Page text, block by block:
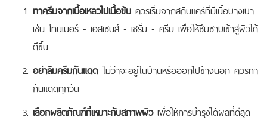
ทาครีมจากเนื้อเหลวไปเนื้อข้น ควรเริ่มจากสกินแคร์ที่มีเนื้อบางเบา
เช่น โทนเนอร์ - เอสเซนส์ - เซรั่ม - ครีม เพื่อให้ซึมซาบเข้าสู่ผิวได้
ดีขึ้น
อย่าลืมครีมกันแดด ไม่ว่าจะอยู่ในบ้านหรือออกไปข้างนอก ควรทา
กันแดดทุกวัน
เลือกผลิตภัณฑ์ที่เหมาะกับสภาพผิวเพื่อให้การบำรุงได้ผลที่ดีสุด